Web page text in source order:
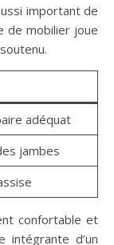
important de
de mobilier joue
adéquat
jambes
confortable et
intégrante d’un